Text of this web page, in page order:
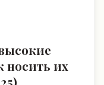
носить их